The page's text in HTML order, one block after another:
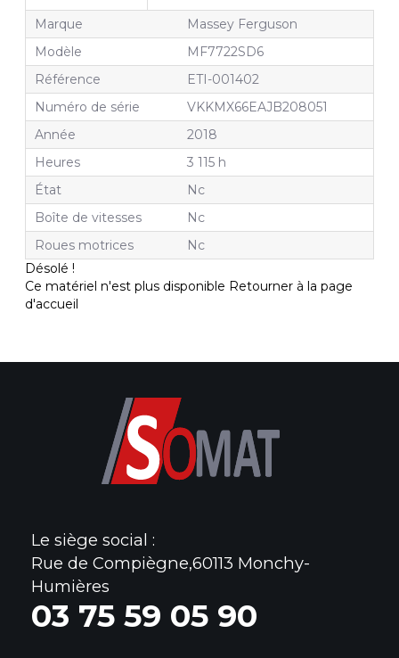
Marque
Massey Ferguson
Modèle
MF7722SD6
Référence
ETI-001402
Numéro de série
VKKMX66EAJB208051
Année
2018
Heures
3 115 h
État
Nc
Boîte de vitesses
Nc
Roues motrices
Nc
Désolé !
Ce matériel n'est plus disponible Retourner à la page
d'accueil
Le siège social :
Rue de Compiègne,60113 Monchy-
Humières
03 75 59 05 90